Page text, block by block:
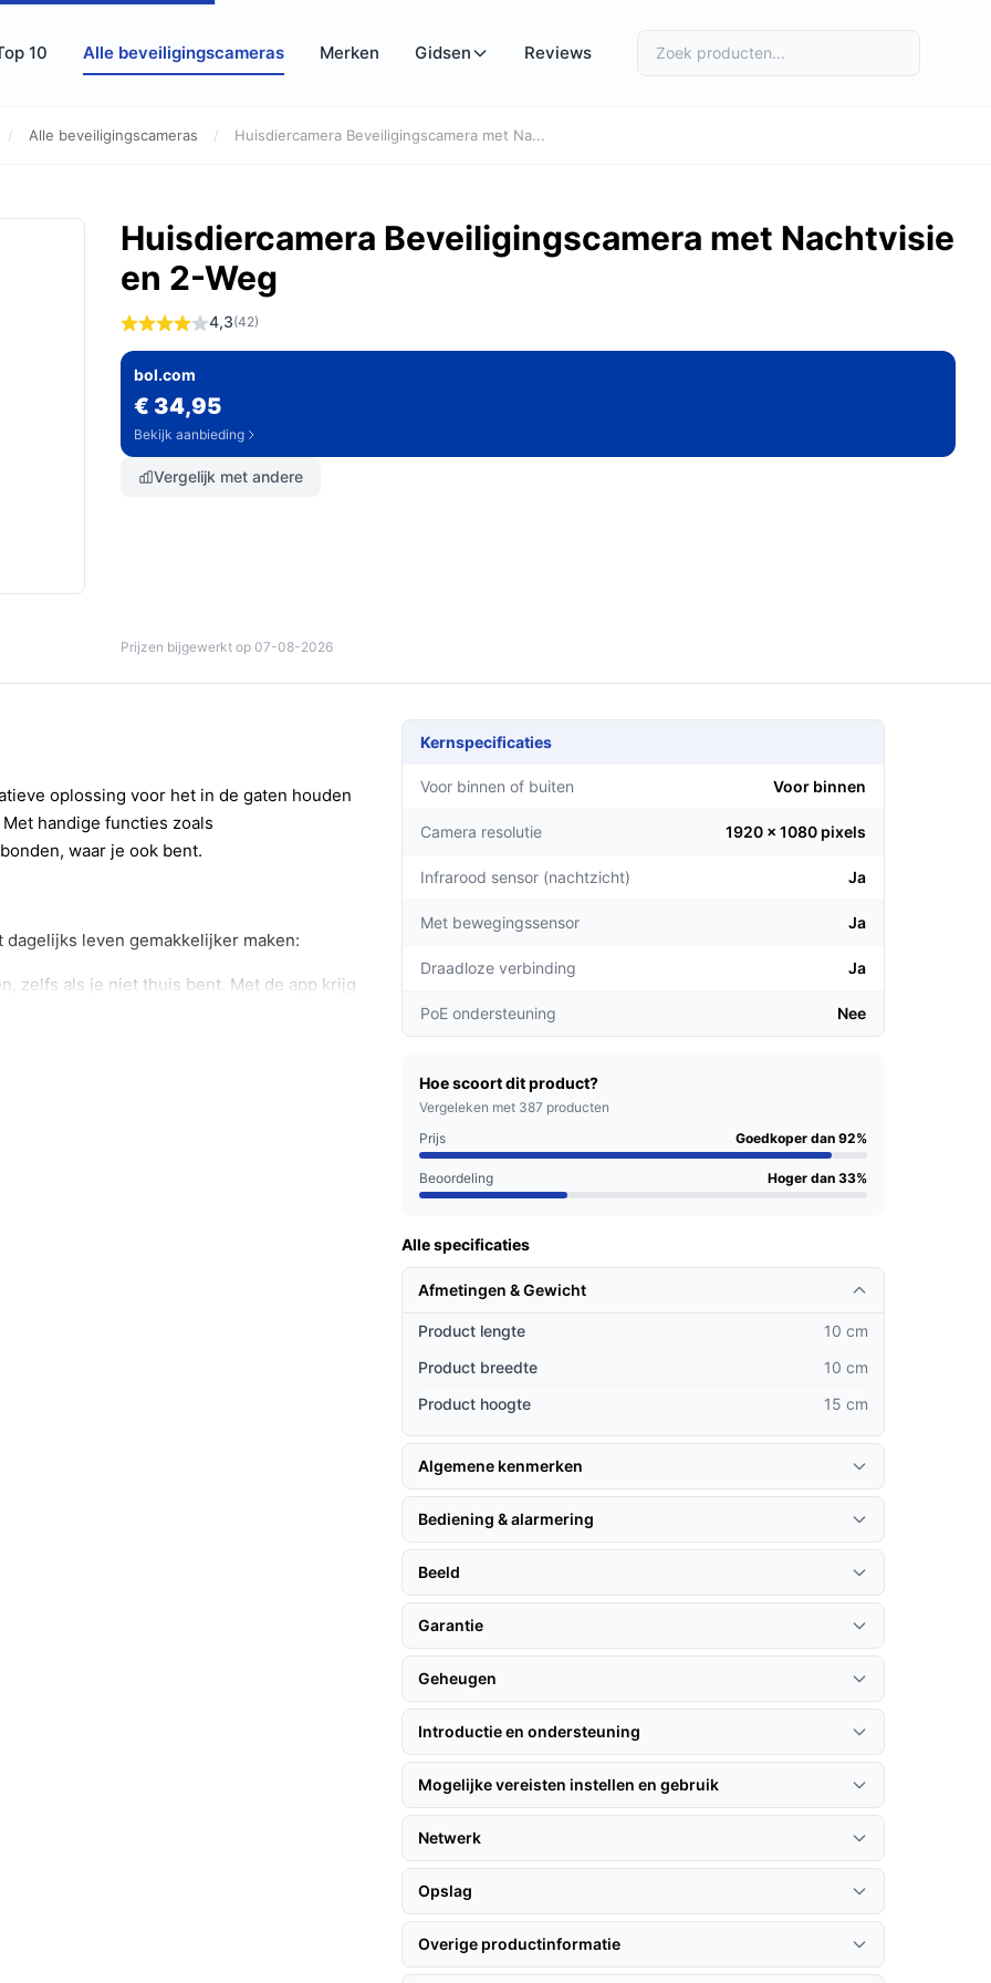
10 Alle beveiligingscameras Merken Gidsen Reviews
/ Alle beveiligingscameras / Huisdiercamera Beveiligingscamera met Na...
Huisdiercamera Beveiligingscamera met Nachtvisie
en 2-Weg
4,3(42)
bol.com
€ 34,95
Bekijk aanbieding
Vergelijk met andere
Prijzen bijgewerkt op 07-08-2026
oplossing voor het in de gaten houden
handige functies zoals
waar je ook bent.
leven gemakkelijker maken:
zelfs als je niet thuis bent. Met de app krijg
Kernspecificaties
Voor binnen of buiten Voor binnen
Camera resolutie 1920 x 1080 pixels
Infrarood sensor (nachtzicht) Ja
Met bewegingssensor Ja
Draadloze verbinding Ja
PoE ondersteuning Nee
Hoe scoort dit product?
Vergeleken met 387 producten
Prijs
Goedkoper dan 92%
Beoordeling Hoger dan 33%
Alle specificaties
Afmetingen & Gewicht
Product lengte
10 cm
Product breedte
10 cm
Product hoogte
15 cm
Algemene kenmerken
Bediening & alarmering
Beeld
Garantie
Geheugen
Introductie en ondersteuning
Mogelijke vereisten instellen en gebruik
Netwerk
Opslag
Overige productinformatie